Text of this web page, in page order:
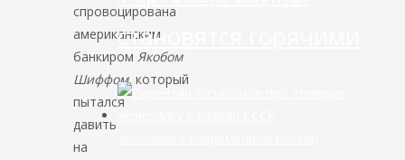
спровоцирована
американским
банкиромЯкобом
Шиффом, который
пытался
давить
на
становятся горячими